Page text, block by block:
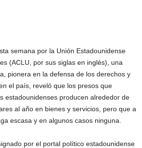
semana por la Unión Estadounidense
(ACLU, por sus siglas en inglés), una
pionera en la defensa de los derechos y
el país, reveló que los presos que
estadounidenses producen alrededor de
al año en bienes y servicios, pero que a
escasa y en algunos casos ninguna.
por el portal político estadounidense